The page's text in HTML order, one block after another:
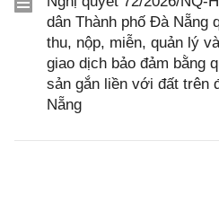
dân Thành phố Đà Nẵng
thu, nộp, miễn, quản lý
giao dịch bảo đảm bằng
sản gắn liền với đất trên
Nẵng